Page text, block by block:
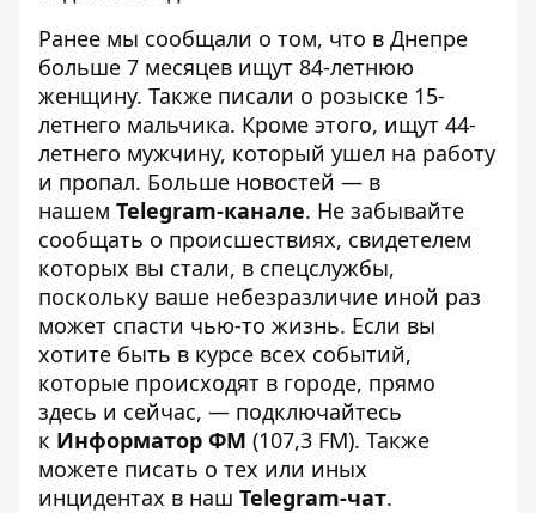
Ранее мы сообщали о том, что в Днепре
больше 7 месяцев ищут 84-летнюю
женщину. Также писали о розыске 15-
летнего мальчика. Кроме этого, ищут 44-
летнего мужчину, который ушел на работу
и пропал. Больше новостей — в
нашем Telegram-канале. Не забывайте
сообщать о происшествиях, свидетелем
которых вы стали, в спецслужбы,
поскольку ваше небезразличие иной раз
может спасти чью-то жизнь. Если вы
хотите быть в курсе всех событий,
которые происходят в городе, прямо
здесь и сейчас, — подключайтесь
к Информатор ФМ (107,3 FM). Также
можете писать о тех или иных
инцидентах в наш Telegram-чат.